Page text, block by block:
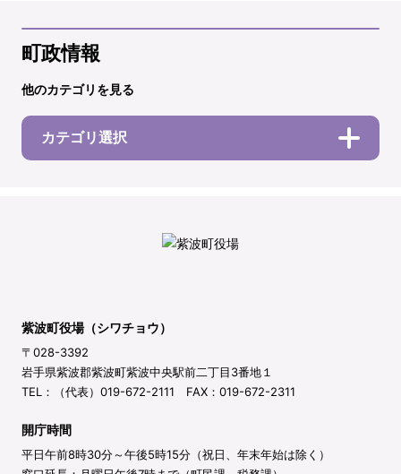
町政情報
他のカテゴリを見る
カテゴリ選択
紫波町役場（シワチョウ）
〒028-3392
岩手県紫波郡紫波町紫波中央駅前二丁目3番地１
TEL：（代表）019-672-2111 FAX：019-672-2311
開庁時間
平日午前8時30分～午後5時15分（祝日、年末年始は除く）